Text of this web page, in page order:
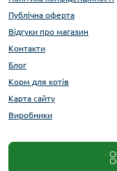
Публічна оферта
Відгуки про магазин
Контакти
Блог
Корм для котів
Карта сайту
Виробники